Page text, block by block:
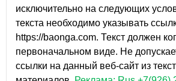
исключительно на следующих
текста необходимо указывать
https://baonga.com. Текст должен
первоначальном виде. Не
ссылки на данный веб-сайт из